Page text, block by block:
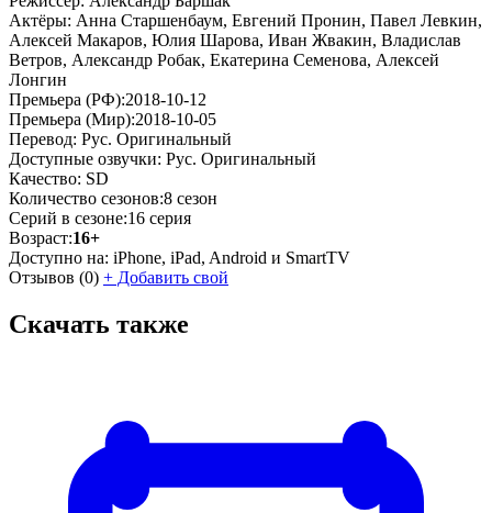
Актёры: Анна Старшенбаум, Евгений Пронин, Павел Левкин,
Алексей Макаров, Юлия Шарова, Иван Жвакин, Владислав
Ветров, Александр Робак, Екатерина Семенова, Алексей
Лонгин
Премьера (РФ):2018-10-12
Премьера (Мир):2018-10-05
Перевод: Рус. Оригинальный
Доступные озвучки: Рус. Оригинальный
Качество: SD
Количество сезонов:8 сезон
Серий в сезоне:16 серия
Возраст:16+
Доступно на: iPhone, iPad, Android и SmartTV
Отзывов (0) + Добавить свой
Скачать также